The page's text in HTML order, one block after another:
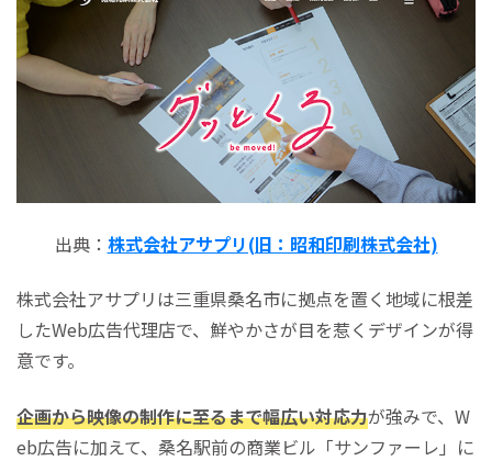
出典： 株式会社アサプリ(旧：昭和印刷株式会社)
株式会社アサプリは三重県桑名市に拠点を置く地域に根差
したWeb広告代理店で、鮮やかさが目を惹くデザインが得
意です。
企画から映像の制作に至るまで幅広い対応力が強みで、W
eb広告に加えて、桑名駅前の商業ビル「サンファーレ」に